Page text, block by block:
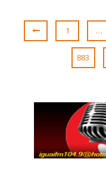
1 …
883